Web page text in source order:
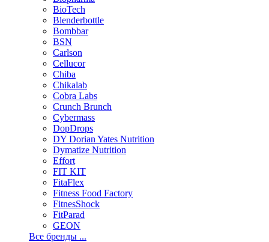
BioTech
Blenderbottle
Bombbar
BSN
Carlson
Cellucor
Chiba
Chikalab
Cobra Labs
Crunch Brunch
Cybermass
DopDrops
DY Dorian Yates Nutrition
Dymatize Nutrition
Effort
FIT KIT
FitaFlex
Fitness Food Factory
FitnesShock
FitParad
GEON
Все бренды ...